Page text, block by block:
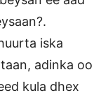
iska
adinka oo
kula dhex